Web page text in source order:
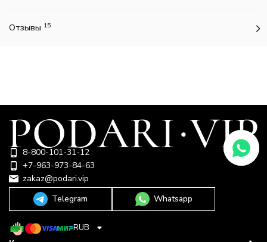
Отзывы 15
8-800-101-31-12
+7-963-973-84-63
zakaz@podari.vip
Telegram
Whatsapp
RUB